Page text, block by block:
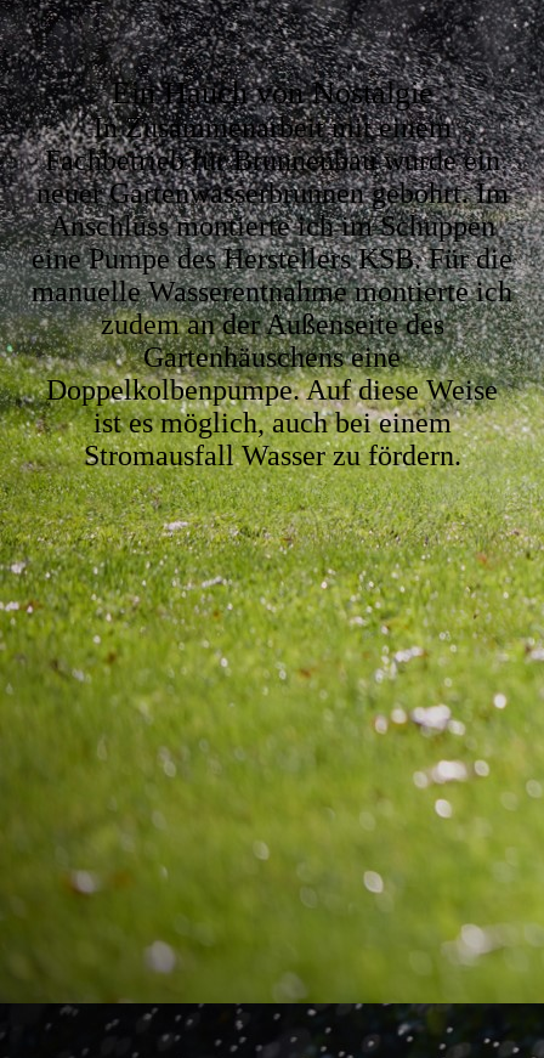
Ein Hauch von Nostalgie
In Zusammenarbeit mit einem
Fachbetrieb für Brunnenbau wurde ein
neuer Gartenwasserbrunnen gebohrt. Im
Anschluss montierte ich im Schuppen
eine Pumpe des Herstellers KSB. Für die
manuelle Wasserentnahme montierte ich
zudem an der Außenseite des
Gartenhäuschens eine
Doppelkolbenpumpe. Auf diese Weise
ist es möglich, auch bei einem
Stromausfall Wasser zu fördern.